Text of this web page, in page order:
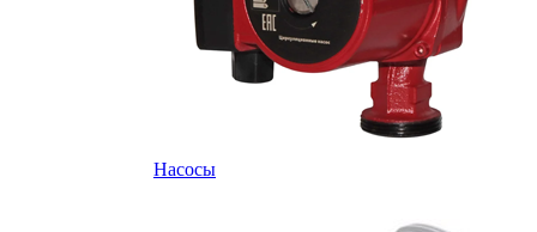
Насосы